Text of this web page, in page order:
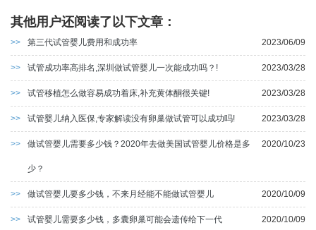
其他用户还阅读了以下文章：
>> 第三代试管婴儿费用和成功率 2023/06/09
>> 试管成功率高排名,深圳做试管婴儿一次能成功吗？! 2023/03/28
>> 试管移植怎么做容易成功着床,补充黄体酮很关键! 2023/03/28
>> 试管婴儿纳入医保,专家解读没有卵巢做试管可以成功吗! 2023/03/28
>> 做试管婴儿需要多少钱？2020年去做美国试管婴儿价格是多
少？
2020/10/23
>> 做试管婴儿要多少钱，不来月经能不能做试管婴儿 2020/10/09
>> 试管婴儿需要多少钱，多囊卵巢可能会遗传给下一代 2020/10/09